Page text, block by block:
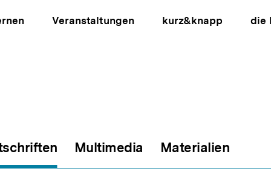
Veranstaltungen kurz&knapp die
Multimedia Materialien